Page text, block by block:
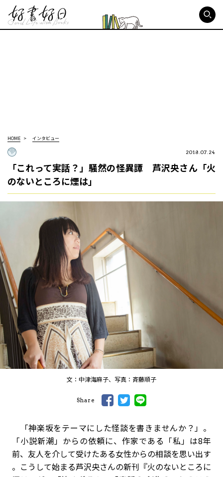
HOME インタビュー
2018.07.24
「これって実話？」騒然の怪異譚 芦沢央さん「火
のないところに煙は」
文：中津海麻子、写真：斉藤順子
Share
「神楽坂をテーマにした怪談を書きませんか？」。
「小説新潮」からの依頼に、作家である「私」は8年
前、友人を介して受けたある女性からの相談を思い出す
――。こうして始まる芦沢央さんの新刊『火のないところに